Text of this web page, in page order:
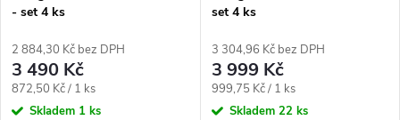
- set 4 ks
2 884,30 Kč bez DPH
3 490 Kč
Měrná
cena:
872,50 Kč / 1 ks
Skladem 1 ks
set 4 ks
3 304,96 Kč bez DPH
3 999 Kč
Měrná
cena:
999,75 Kč / 1 ks
Skladem 22 ks